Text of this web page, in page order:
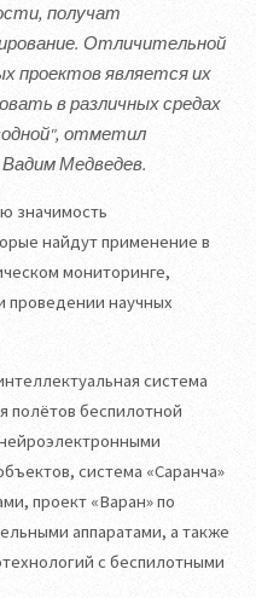
получат
Отличительной
проектов является их
в различных средах
отметил
Медведев.
значимость
найдут применение в
мониторинге,
проведении научных
система
полётов беспилотной
система «Саранча»
проект «Варан» по
аппаратами, а также
с беспилотными